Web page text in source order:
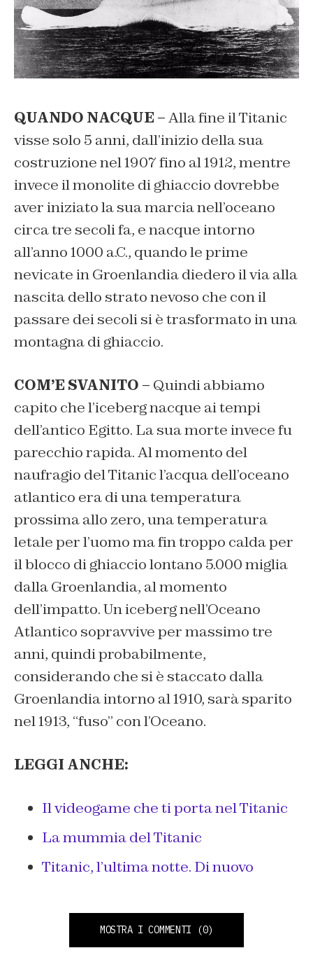
QUANDO NACQUE –Alla fine il Titanic
visse solo 5 anni, dall’inizio della sua
costruzione nel 1907 fino al 1912, mentre
invece il monolite di ghiaccio dovrebbe
aver iniziato la sua marcia nell’oceano
circa tre secoli fa, e nacque intorno
all’anno 1000 a.C., quando le prime
nevicate in Groenlandia diedero il via alla
nascita dello strato nevoso che con il
passare dei secoli si è trasformato in una
montagna di ghiaccio.
COM’E SVANITO – Quindi abbiamo
capito che l’iceberg nacque ai tempi
dell’antico Egitto. La sua morte invece fu
parecchio rapida. Al momento del
naufragio del Titanic l’acqua dell’oceano
atlantico era di una temperatura
prossima allo zero, una temperatura
letale per l’uomo ma fin troppo calda per
il blocco di ghiaccio lontano 5.000 miglia
dalla Groenlandia, al momento
dell’impatto. Un iceberg nell’Oceano
Atlantico sopravvive per massimo tre
anni, quindi probabilmente,
considerando che si è staccato dalla
Groenlandia intorno al 1910, sarà sparito
nel 1913, “fuso” con l’Oceano.
LEGGI ANCHE:
Il videogame che ti porta nel Titanic
La mummia del Titanic
Titanic, l’ultima notte. Di nuovo
MOSTRA I COMMENTI (0)